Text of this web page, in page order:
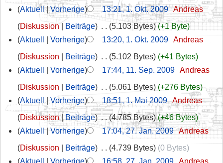
Aktuell
Vorherige 13:21, 1. Okt. 2009‎ Andreas
Diskussion
Beiträge 5.103 Bytes
+1 Byte
Aktuell
Vorherige 13:20, 1. Okt. 2009‎ Andreas
Diskussion
Beiträge 5.102 Bytes
+41 Bytes
Aktuell
Vorherige 17:44, 11. Sep. 2009‎ Andreas
Diskussion
Beiträge 5.061 Bytes
+276 Bytes
Aktuell
Vorherige 18:51, 1. Mai 2009‎ Andreas
Diskussion
Beiträge ‎ 4.785 Bytes
+46 Bytes
Aktuell
Vorherige 17:04, 27. Jan. 2009‎ Andreas
Diskussion
Beiträge 4.739 Bytes
0 Bytes
Aktuell
Vorherige 16:58, 27. Jan. 2009‎ Andreas